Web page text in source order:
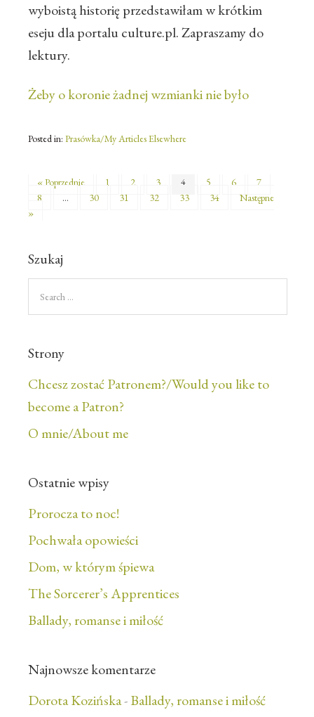
wyboistą historię przedstawiłam w krótkim
eseju dla portalu culture.pl. Zapraszamy do
lektury.
Żeby o koronie żadnej wzmianki nie było
Posted in: Prasówka/My Articles Elsewhere
« Poprzednie 1 2 3 4 5 6
7
8
… 30 31 32 33 34
Następne
»
Szukaj
Strony
Chcesz zostać Patronem?/Would you like to
become a Patron?
O mnie/About me
Ostatnie wpisy
Prorocza to noc!
Pochwała opowieści
Dom, w którym śpiewa
The Sorcerer’s Apprentices
Ballady, romanse i miłość
Najnowsze komentarze
Dorota Kozińska-Ballady, romanse i miłość